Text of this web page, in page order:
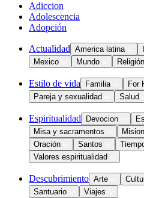
Adiccion
Adolescencia
Adopción
Actualidad America latina
Mexico
Mundo Religión
Estilo de vida Familia
For
Pareja y sexualidad
Salud
Espiritualidad Devocion
Misa y sacramentos
Oración
Santos
Valores espiritualidad
Descubrimiento Arte
Santuario
Viajes